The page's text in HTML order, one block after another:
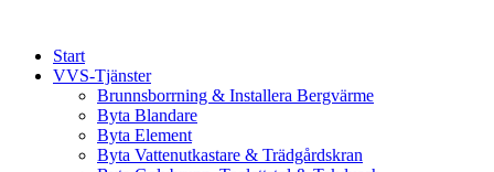
contentStart
VVS-Tjänster
Brunnsborrning & Installera Bergvärme
Byta Blandare
Byta Element
Byta Vattenutkastare & Trädgårdskran